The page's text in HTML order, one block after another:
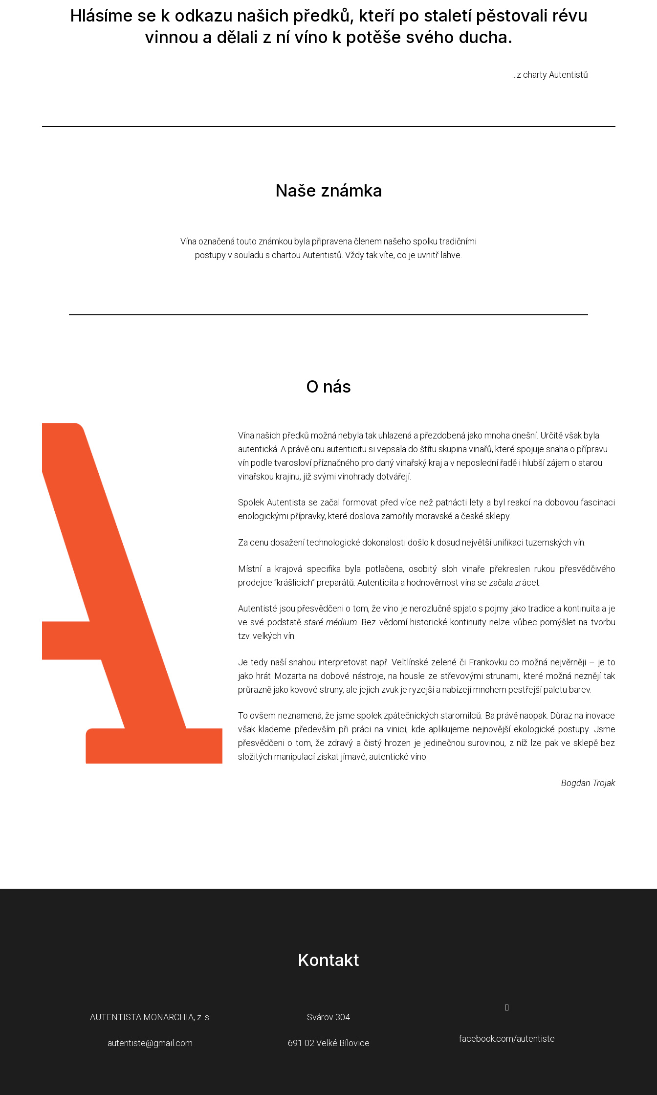
Hlásíme se k odkazu našich předků, kteří po staletí pěstovali révu
vinnou a dělali z ní víno k potěše svého ducha.
...z charty Autentistů
Naše známka
Vína označená touto známkou byla připravena členem našeho spolku tradičními
postupy v souladu s chartou Autentistů. Vždy tak víte, co je uvnitř lahve.
O nás
Vína našich předků možná nebyla tak uhlazená a přezdobená jako mnoha dnešní. Určitě však byla
autentická. A právě onu autenticitu si vepsala do štítu skupina vinařů, které spojuje snaha o přípravu
vín podle tvarosloví příznačného pro daný vinařský kraj a v neposlední řadě i hlubší zájem o starou
vinařskou krajinu, již svými vinohrady dotvářejí.
Spolek Autentista se začal formovat před více než patnácti lety a byl reakcí na dobovou fascinaci
enologickými přípravky, které doslova zamořily moravské a české sklepy.
Za cenu dosažení technologické dokonalosti došlo k dosud největší unifikaci tuzemských vín.
Místní a krajová specifika byla potlačena, osobitý sloh vinaře překreslen rukou přesvědčivého
prodejce “krášlících” preparátů. Autenticita a hodnověrnost vína se začala zrácet.
Autentisté jsou přesvědčeni o tom, že víno je nerozlučně spjato s pojmy jako tradice a kontinuita a je
ve své podstatě staré médium . Bez vědomí historické kontinuity nelze vůbec pomýšlet na tvorbu
tzv. velkých vín.
Je tedy naší snahou interpretovat např. Veltlínské zelené či Frankovku co možná nejvěrněji – je to
jako hrát Mozarta na dobové nástroje, na housle ze střevovými strunami, které možná neznějí tak
průrazně jako kovové struny, ale jejich zvuk je ryzejší a nabízejí mnohem pestřejší paletu barev.
To ovšem neznamená, že jsme spolek zpátečnických staromilců. Ba právě naopak. Důraz na inovace
však klademe především při práci na vinici, kde aplikujeme nejnovější ekologické postupy. Jsme
přesvědčeni o tom, že zdravý a čistý hrozen je jedinečnou surovinou, z níž lze pak ve sklepě bez
složitých manipulací získat jímavé, autentické víno.
Bogdan Trojak
Kontakt
AUTENTISTA MONARCHIA, z. s.
autentiste@gmail.com
Svárov 304
691 02 Velké Bílovice facebook.com/autentiste